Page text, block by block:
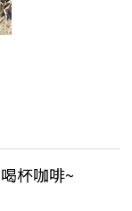
杯咖啡~